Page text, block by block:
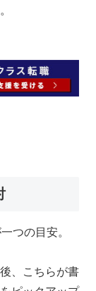
つの目安。
、こちらが書